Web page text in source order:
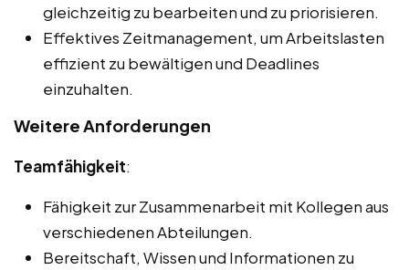
gleichzeitig zu bearbeiten und zu priorisieren.
Effektives Zeitmanagement, um Arbeitslasten
effizient zu bewältigen und Deadlines
einzuhalten.
Weitere Anforderungen
Teamfähigkeit:
Fähigkeit zur Zusammenarbeit mit Kollegen aus
verschiedenen Abteilungen.
Bereitschaft, Wissen und Informationen zu